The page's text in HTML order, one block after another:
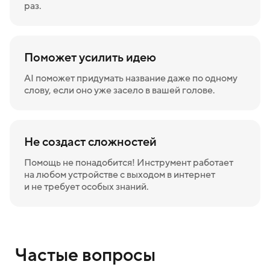
раз.
Поможет усилить идею
AI поможет придумать название даже по одному
слову, если оно уже засело в вашей голове.
Не создаст сложностей
Помощь не понадобится! Инструмент работает
на любом устройстве с выходом в интернет
и не требует особых знаний.
Частые вопросы